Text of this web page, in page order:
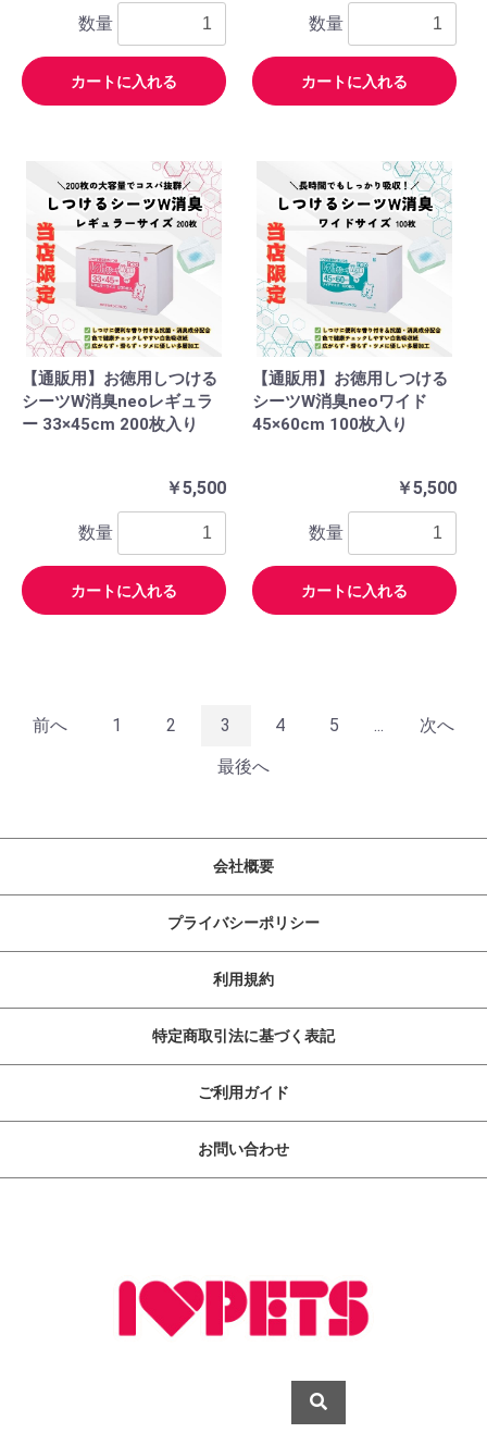
数量
カートに入れる
数量
カートに入れる
【通販用】お徳用しつける
シーツW消臭neoレギュラ
ー 33×45cm 200枚入り
￥5,500
数量
カートに入れる
【通販用】お徳用しつける
シーツW消臭neoワイド
45×60cm 100枚入り
￥5,500
数量
カートに入れる
前へ 1 2 3 4 5 ...
次へ
最後へ
会社概要
プライバシーポリシー
利用規約
特定商取引法に基づく表記
ご利用ガイド
お問い合わせ